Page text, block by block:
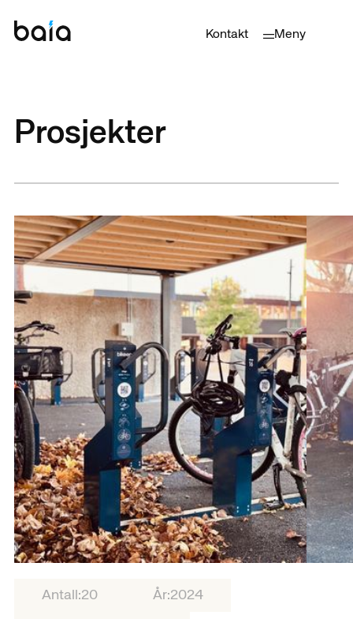
Kontakt Meny
Prosjekter
Antall:20 År:2024